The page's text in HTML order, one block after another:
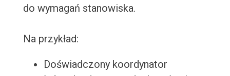
do wymagań stanowiska.
Na przykład:
Doświadczony koordynator